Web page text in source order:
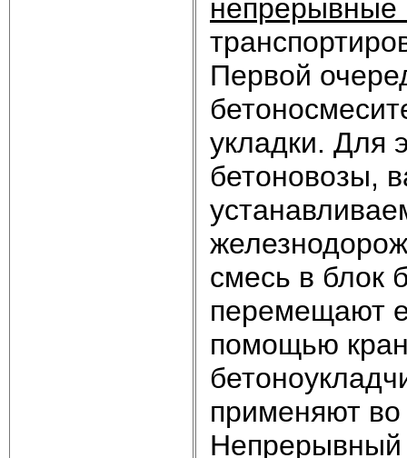
непрерывные
Первой
укладки. Для
бетоновозы,
смесь в блок
перемещают
помощью
применяют во
Непрерывный